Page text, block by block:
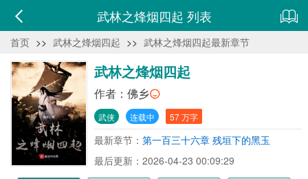
武林之烽烟四起 列表
首页 >> 武林之烽烟四起 >> 武林之烽烟四起最新章节
武林之烽烟四起
作者： 佛乡
武侠 连载中 57 万字
最新章节： 第一百三十六章 残垣下的黑玉
最后更新：2026-04-23 00:09:29